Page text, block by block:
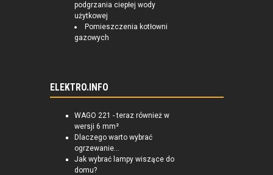
podgrzania ciepłej wody
użytkowej
Pomieszczenia kotłowni
gazowych
ELEKTRO.INFO
WAGO 221 - teraz również w
wersji 6 mm²
Dlaczego warto wybrać
ogrzewanie...
Jak wybrać lampy wiszące do
domu?